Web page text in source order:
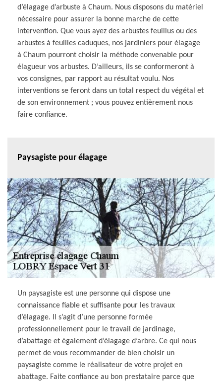
d’élagage d’arbuste à Chaum. Nous disposons du matériel
nécessaire pour assurer la bonne marche de cette
intervention. Que vous ayez des arbustes feuillus ou des
arbustes à feuilles caduques, nos jardiniers pour élagage
à Chaum pourront choisir la méthode convenable pour
élagueur vos arbustes. D’ailleurs, ils se conformeront à
vos consignes, par rapport au résultat voulu. Nos
interventions se feront dans un total respect du végétal et
de son environnement ; vous pouvez entièrement nous
faire confiance.
Paysagiste pour élagage
Un paysagiste est une personne qui dispose une
connaissance fiable et suffisante pour les travaux
d’élagage. Il s’agit d’une personne formée
professionnellement pour le travail de jardinage,
d’abattage et également d’élagage d’arbre. Ce qui nous
permet de vous recommander de bien choisir un
paysagiste comme le réalisateur de votre projet en
abattage. Faite confiance au bon prestataire parce que